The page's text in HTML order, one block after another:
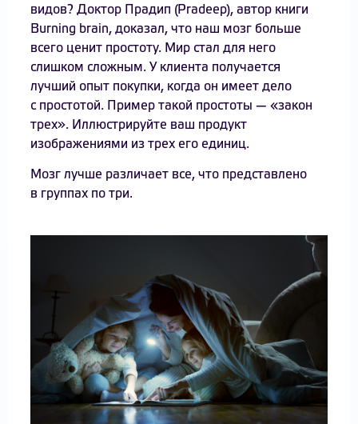
видов? Доктор Прадип (Pradeep), автор книги
Burning brain, доказал, что наш мозг больше
всего ценит простоту. Мир стал для него
слишком сложным. У клиента получается
лучший опыт покупки, когда он имеет дело
с простотой. Пример такой простоты — «закон
трех». Иллюстрируйте ваш продукт
изображениями из трех его единиц.
Мозг лучше различает все, что представлено
в группах по три.